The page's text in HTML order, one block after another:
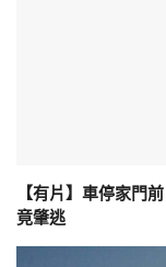
【有片】車停家門
竟肇逃